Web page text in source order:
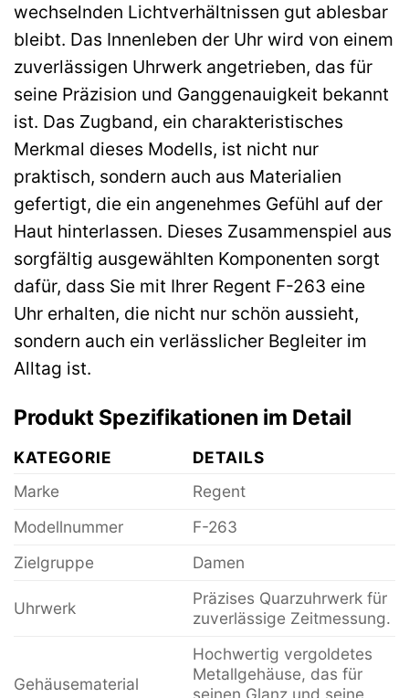
wechselnden Lichtverhältnissen gut ablesbar
bleibt. Das Innenleben der Uhr wird von einem
zuverlässigen Uhrwerk angetrieben, das für
seine Präzision und Ganggenauigkeit bekannt
ist. Das Zugband, ein charakteristisches
Merkmal dieses Modells, ist nicht nur
praktisch, sondern auch aus Materialien
gefertigt, die ein angenehmes Gefühl auf der
Haut hinterlassen. Dieses Zusammenspiel aus
sorgfältig ausgewählten Komponenten sorgt
dafür, dass Sie mit Ihrer Regent F-263 eine
Uhr erhalten, die nicht nur schön aussieht,
sondern auch ein verlässlicher Begleiter im
Alltag ist.
Produkt Spezifikationen im Detail
KATEGORIE
DETAILS
Marke
Regent
Modellnummer
F-263
Zielgruppe
Damen
Uhrwerk
Präzises Quarzuhrwerk für
zuverlässige Zeitmessung.
Gehäusematerial
Hochwertig vergoldetes
Metallgehäuse, das für
seinen Glanz und seine